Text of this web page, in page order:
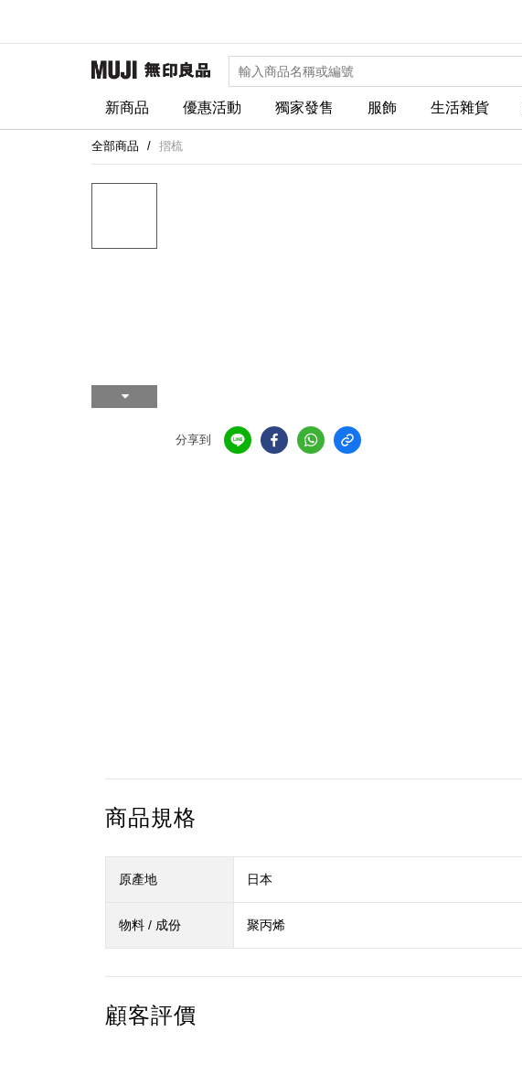
新商品 優惠活動 獨家發售 服飾 生活雜貨
全部商品 摺梳
分享到
商品規格
原產地 日本
物料 / 成份 聚丙烯
顧客評價